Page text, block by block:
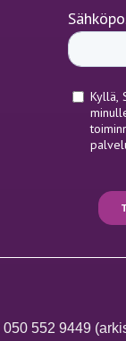
050 552 9449